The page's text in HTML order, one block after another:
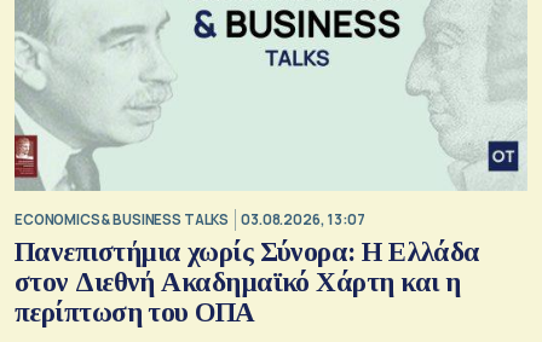
ECONOMICS & BUSINESS TALKS 03.08.2026, 13:07
Πανεπιστήμια χωρίς Σύνορα: Η Ελλάδα
στον Διεθνή Ακαδημαϊκό Χάρτη και η
περίπτωση του ΟΠΑ